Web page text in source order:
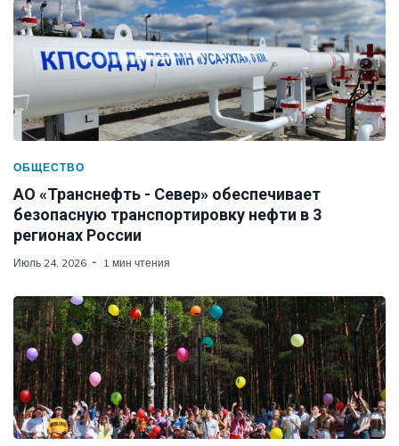
ОБЩЕСТВО
АО «Транснефть - Север» обеспечивает
безопасную транспортировку нефти в 3
регионах России
Июль 24, 2026 1 мин чтения